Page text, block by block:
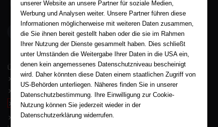
AHA-BUCH GmbH
Garlebsen 48
37574 Einbeck
Wir sind gerne für Sie persönlich da.
Über AHA-BUCH
AGB
Widerruf
Datenschutz
unserer Website an unsere Partner für soziale Medien,
Werbung und Analysen weiter. Unsere Partner führen diese
Informationen möglicherweise mit weiteren Daten zusammen,
die Sie ihnen bereit gestellt haben oder die sie im Rahmen
Ihrer Nutzung der Dienste gesammelt haben. Dies schließt
unter Umständen die Weitergabe Ihrer Daten in die USA ein,
denen kein angemessenes Datenschutzniveau bescheinigt
wird. Daher könnten diese Daten einem staatlichen Zugriff von
US-Behörden unterliegen. Näheres finden Sie in unserer
Datenschutzbestimmung. Ihre Einwilligung zur Cookie-
Nutzung können Sie jederzeit wieder in der
Datenschutzerklärung widerrufen.